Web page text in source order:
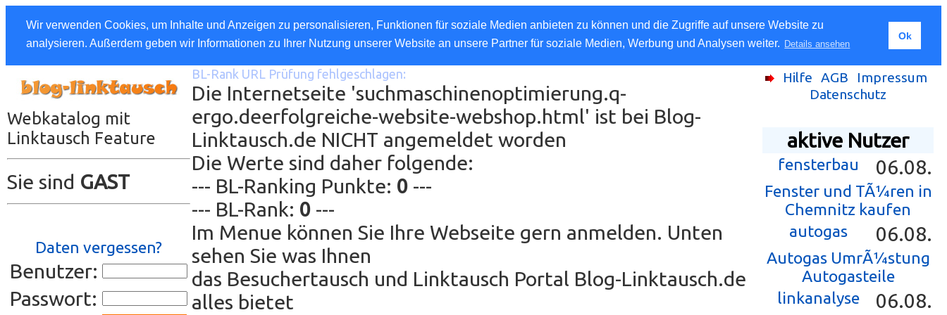
Wir verwenden Cookies, um Inhalte und Anzeigen zu personalisieren, Funktionen für soziale Medien anbieten zu können und die Zugriffe auf unsere Website zu
analysieren. Außerdem geben wir Informationen zu Ihrer Nutzung unserer Website an unsere Partner für soziale Medien, Werbung und Analysen weiter. Details ansehen
Ok
Webkatalog mit
Linktausch Feature
Sie sind GAST
Daten vergessen?
Benutzer:
Passwort:
BL-Rank URL Prüfung fehlgeschlagen:
Die Internetseite 'suchmaschinenoptimierung.q-
ergo.deerfolgreiche-website-webshop.html' ist bei Blog-
Linktausch.de NICHT angemeldet worden
Die Werte sind daher folgende:
--- BL-Ranking Punkte: 0 ---
--- BL-Rank: 0 ---
Im Menue können Sie Ihre Webseite gern anmelden. Unten
sehen Sie was Ihnen
das Besuchertausch und Linktausch Portal Blog-Linktausch.de
alles bietet
Hilfe AGB
Impressum
Datenschutz
aktive Nutzer
fensterbau 06.08.
Fenster und TÃ¼ren in
Chemnitz kaufen
autogas
06.08.
Autogas UmrÃ¼stung
Autogasteile
linkanalyse
06.08.